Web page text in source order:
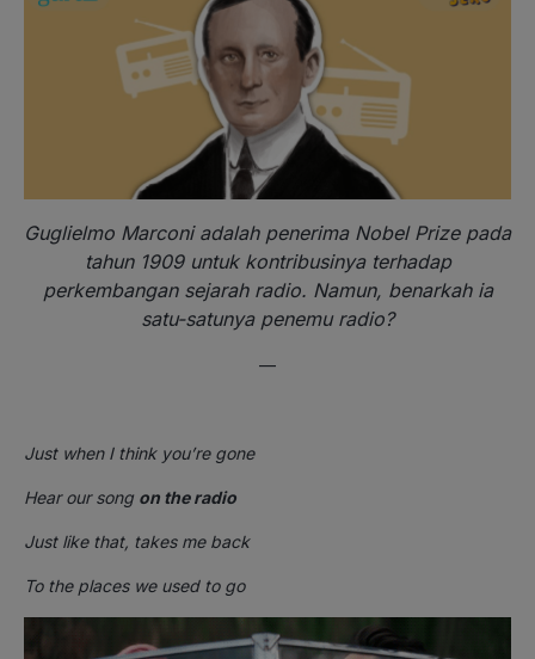
Guglielmo Marconi adalah penerima Nobel Prize pada
tahun 1909 untuk kontribusinya terhadap
perkembangan sejarah radio. Namun, benarkah ia
satu-satunya penemu radio?
—
Just when I think you’re gone
Hear our song on the radio
Just like that, takes me back
To the places we used to go